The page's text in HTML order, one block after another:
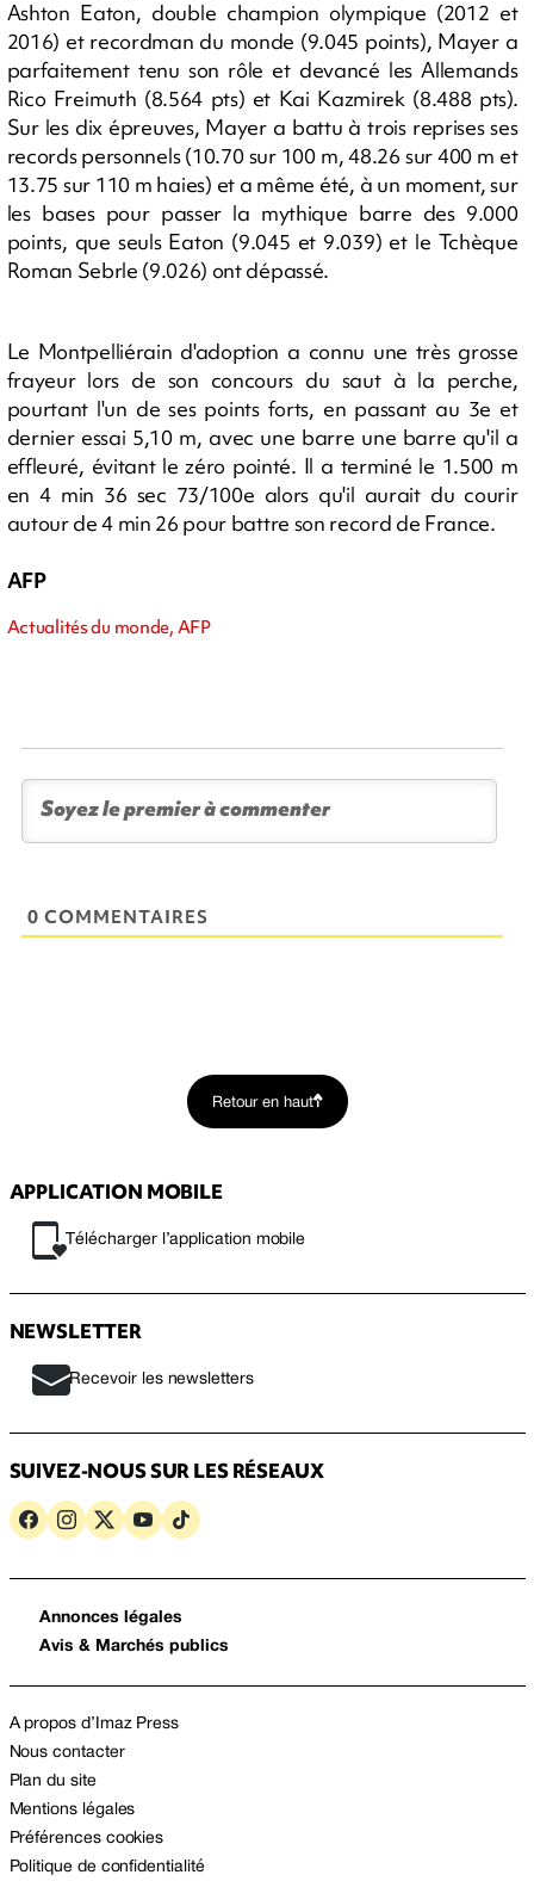
Ashton Eaton, double champion olympique (2012 et
2016) et recordman du monde (9.045 points), Mayer a
parfaitement tenu son rôle et devancé les Allemands
Rico Freimuth (8.564 pts) et Kai Kazmirek (8.488 pts).
Sur les dix épreuves, Mayer a battu à trois reprises ses
records personnels (10.70 sur 100 m, 48.26 sur 400 m et
13.75 sur 110 m haies) et a même été, à un moment, sur
les bases pour passer la mythique barre des 9.000
points, que seuls Eaton (9.045 et 9.039) et le Tchèque
Roman Sebrle (9.026) ont dépassé.
Le Montpelliérain d'adoption a connu une très grosse
frayeur lors de son concours du saut à la perche,
pourtant l'un de ses points forts, en passant au 3e et
dernier essai 5,10 m, avec une barre une barre qu'il a
effleuré, évitant le zéro pointé. Il a terminé le 1.500 m
en 4 min 36 sec 73/100e alors qu'il aurait du courir
autour de 4 min 26 pour battre son record de France.
AFP
Actualités du monde, AFP
0 COMMENTAIRES
Retour en haut
APPLICATION MOBILE
Télécharger l’application mobile
NEWSLETTER
Recevoir les newsletters
SUIVEZ-NOUS SUR LES RÉSEAUX
Annonces légales
Avis & Marchés publics
A propos d’Imaz Press
Nous contacter
Plan du site
Mentions légales
Préférences cookies
Politique de confidentialité